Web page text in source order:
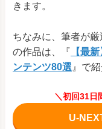
きます。
ちなみに、筆者が
の作品は、『 【最
ンテンツ80選 』で
＼初回31日
U-